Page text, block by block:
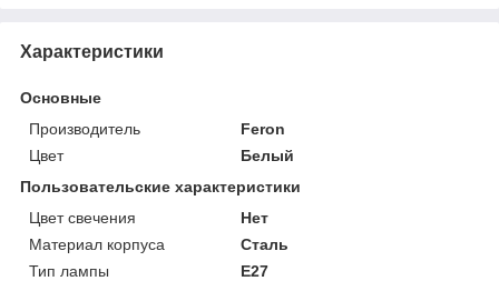
Характеристики
Основные
Производитель
Feron
Цвет
Белый
Пользовательские характеристики
Цвет свечения
Нет
Материал корпуса
Сталь
Тип лампы
E27